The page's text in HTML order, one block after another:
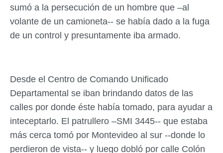
sumó a la persecución de un hombre que –al
volante de un camioneta-- se había dado a la fuga
de un control y presuntamente iba armado.
Desde el Centro de Comando Unificado
Departamental se iban brindando datos de las
calles por donde éste había tomado, para ayudar a
inteceptarlo. El patrullero –SMI 3445-- que estaba
más cerca tomó por Montevideo al sur --donde lo
perdieron de vista-- y luego dobló por calle Colón